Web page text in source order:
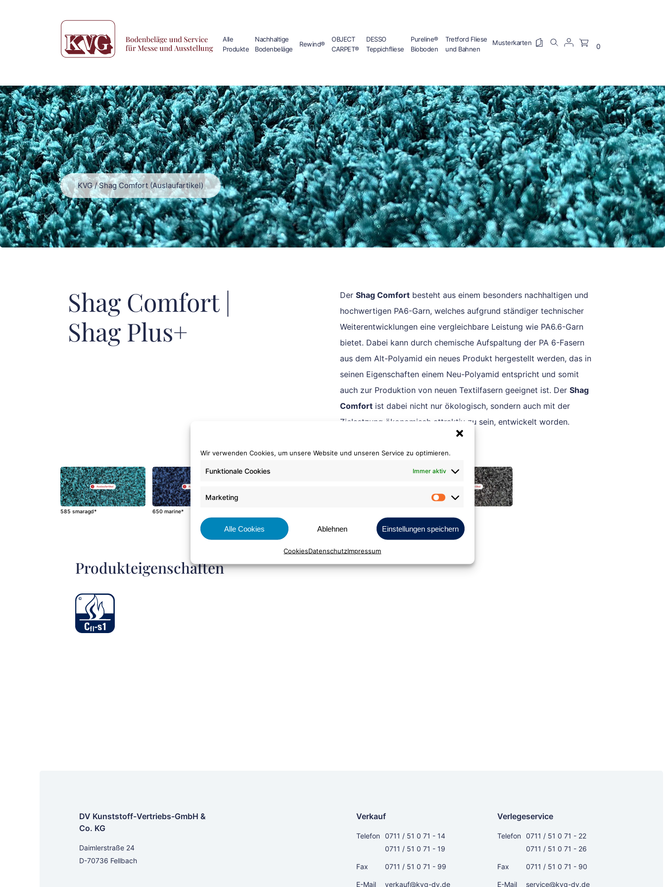
Wir verwenden Cookies, um unsere Website und unseren Service zu optimieren.
Funktionale Cookies Immer aktiv
Marketing Marketing
Alle Cookies Ablehnen Einstellungen speichern
CookiesDatenschutzImpressum
Alle
Produkte
Nachhaltige
Bodenbeläge
Rewind®
OBJECT
CARPET®
DESSO
Teppichfliese
Pureline®
Bioboden
Tretford Fliese
und Bahnen
0
KVG/Shag Comfort (Auslaufartikel)
Shag Comfort |
Shag Plus+
Der Shag Comfortbesteht aus einem besonders nachhaltigen und
hochwertigen PA6-Garn, welches aufgrund ständiger technischer
Weiterentwicklungen eine vergleichbare Leistung wie PA6.6-Garn
bietet. Dabei kann durch chemische Aufspaltung der PA 6-Fasern
aus dem Alt-Polyamid ein neues Produkt hergestellt werden, das in
seinen Eigenschaften einem Neu-Polyamid entspricht und somit
auch zur Produktion von neuen Textilfasern geeignet ist. Der Shag
Comfortist dabei nicht nur ökologisch, sondern auch mit der
Zielsetzung ökonomisch attraktiv zu sein, entwickelt worden.
585 smaragd* 650 marine*
Produkteigenschaften
DV Kunststoff-Vertriebs-GmbH &
Co. KG
Daimlerstraße 24
D-70736 Fellbach
Verkauf
Telefon
0711 / 51 0 71 - 14
0711 / 51 0 71 - 19
Fax 0711 / 51 0 71 - 99
E-Mail verkauf@kvg-dv.de
Verlegeservice
Telefon
0711 / 51 0 71 - 22
0711 / 51 0 71 - 26
Fax 0711 / 51 0 71 - 90
E-Mail service@kvg-dv.de